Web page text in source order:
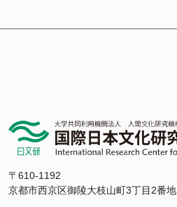
〒610-1192
京都市西京区御陵大枝山町3丁目2番地